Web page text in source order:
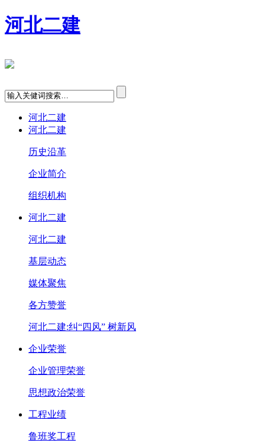
河北二建
河北二建
河北二建
历史沿革
企业简介
组织机构
河北二建
河北二建
基层动态
媒体聚焦
各方赞誉
河北二建:纠“四风” 树新风
企业荣誉
企业管理荣誉
思想政治荣誉
工程业绩
鲁班奖工程